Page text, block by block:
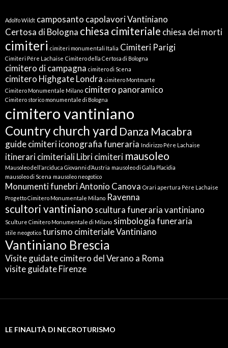
Adolfo Wildt camposanto capolavori Vantiniano
Certosa di Bologna chiesa cimiteriale chiesa dei morti
cimiteri cimiteri monumentali Italia Cimiteri Parigi
Cimiteri Pére Lachaise Cimitero della Certosa di Bologna
cimitero di campagna cimitero di Scena
cimitero Highgate Londra cimitero Montmarte
Cimitero Monumentale Milano cimitero panoramico
Cimitero storico monumentale di Bologna
cimitero vantiniano
Country church yard Danza Macabra
guide cimiteriiconografia funeraria Indirizzo Pére Lachaise
itinerari cimiterialiLibri cimiteri mausoleo
Mausoleo dell’arciduca Giovanni d’Austria mausoleo di Galla Placidia
mausoleo di Scena mausoleo neogotico
Monumenti funebri Antonio Canova Orari apertura Pére Lachaise
Progetto Cimitero Monumentale Milano Ravenna
scultori vantiniano scultura funeraria vantiniano
Sculture Cimitero Monumentale di Milano simbologia funeraria
stile neogotico turismo cimiterialeVantiniano
Vantiniano Brescia
Visite guidate cimitero del Verano a Roma
visite guidate Firenze
LE FINALITÀ DI NECROTURISMO